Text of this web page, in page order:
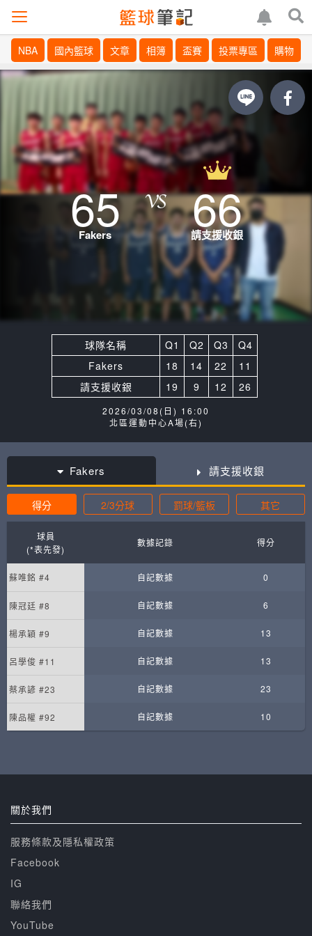
NBA 國內籃球 文章 相簿 盃賽 投票專區 購物
65
Fakers 66
請支援收銀
球隊名稱 Q1 Q2 Q3
Q4
Fakers
18 14 22
11
請支援收銀
19 9 12 26
2026/03/08(日) 16:00
北區運動中心A場(右)
Fakers 請支援收銀
得分 2/3分球 罰球/籃板 其它
球員
(*表先發)
數據記錄 得分
蘇唯銘 #4 自記數據 0
陳冠廷 #8 自記數據 6
楊承穎 #9 自記數據 13
呂學俊 #11 自記數據 13
蔡承諺 #23 自記數據 23
陳品權 #92 自記數據 10
關於我們
服務條款及隱私權政策
Facebook
IG
聯絡我們
YouTube